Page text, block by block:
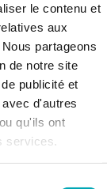
le contenu et
aux
partageons
de notre site
publicité et
d'autres
qu'ils ont
services.